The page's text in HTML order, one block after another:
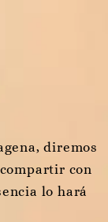
diremos
con
lo hará